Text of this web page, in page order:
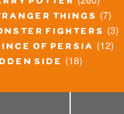
potter
things (7)
fighters (3)
of persia (12)
side (18)